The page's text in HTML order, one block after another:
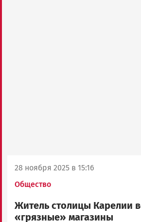
28 ноября 2025 в 15:16
Общество
Житель столицы Карелии
«грязные» магазины